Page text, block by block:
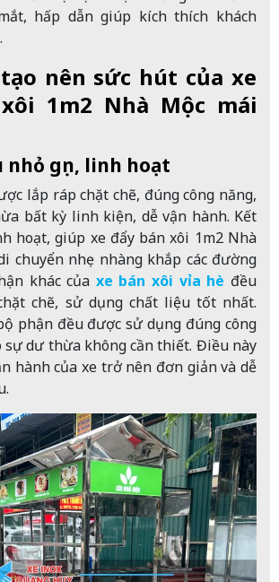
hấp dẫn giúp kích thích khách
nên sức hút của xe
1m2 Nhà Mộc mái
nhỏ gọn, linh hoạt
lắp ráp chặt chẽ, đúng công năng,
bất kỳ linh kiện, dễ vận hành. Kết
hoạt, giúp xe đẩy bán xôi 1m2 Nhà
chuyển nhẹ nhàng khắp các đường
khác của xe bán xôi vỉa hè đều
chẽ, sử dụng chất liệu tốt nhất.
phận đều được sử dụng đúng công
sự dư thừa không cần thiết. Điều này
hành của xe trở nên đơn giản và dễ